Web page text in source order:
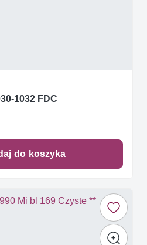
1032 FDC
do koszyka